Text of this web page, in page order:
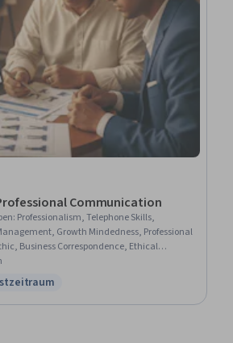
Communication
: Professionalism, Telephone Skills,
Growth Mindedness, Professional
Business Correspondence, Ethical
Personal Integrity, Personal
Skills, Communication,
Business Communication, Social Skills,
Verbal Communication
Testzeitraum